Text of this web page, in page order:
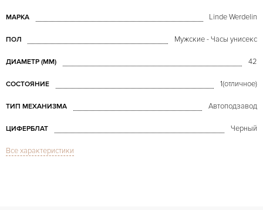
МАРКА Linde Werdelin
ПОЛ Мужские - Часы унисекс
ДИАМЕТР (MM) 42
СОСТОЯНИЕ 1(отличное)
ТИП МЕХАНИЗМА Автоподзавод
ЦИФЕРБЛАТ Черный
СТЕКЛО
Все характеристики